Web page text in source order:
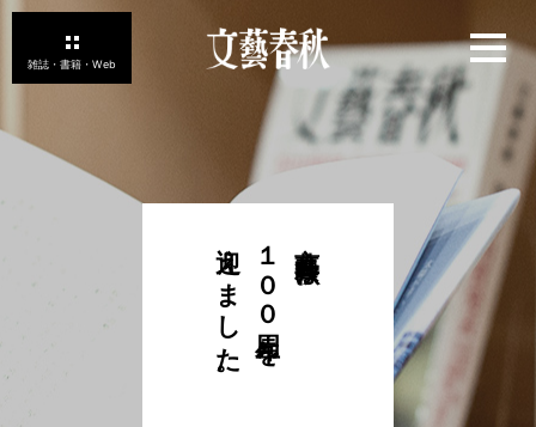
文藝春秋は
１００周年を
迎えました。